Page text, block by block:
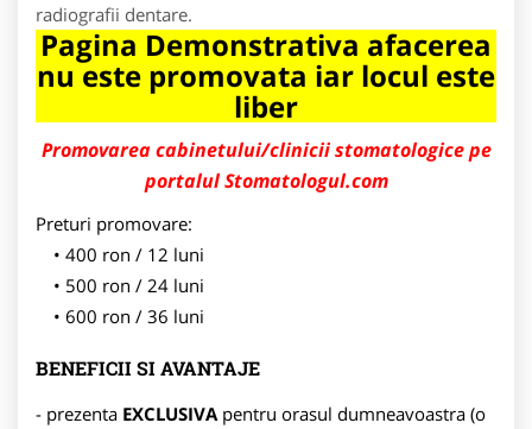
radiografii dentare.
Pagina Demonstrativa afacerea
nu este promovata iar locul este
liber
Promovarea cabinetului/clinicii stomatologice pe
portalul Stomatologul.com
Preturi promovare:
400 ron / 12 luni
500 ron / 24 luni
600 ron / 36 luni
BENEFICII SI AVANTAJE
- prezenta EXCLUSIVA pentru orasul dumneavoastra (o